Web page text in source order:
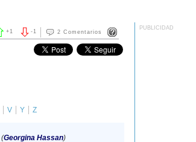
2 Comentarios
-1
+1
V Y
Z
(Georgina Hassan)
PUBLICIDAD